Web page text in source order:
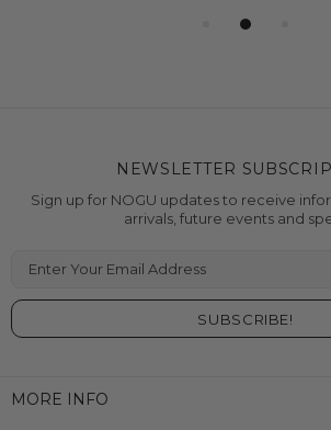
MORE INFO
NEWSLETTER
Sign up for NOGU updates to receive
arrivals, future events and